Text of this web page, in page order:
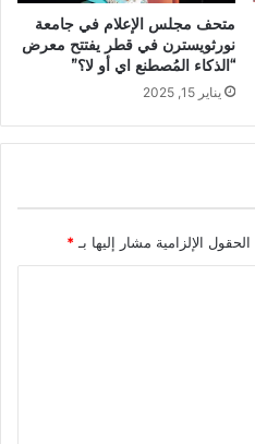
متحف مجلس الإعلام في جامعة
نورثويسترن في قطر يفتتح معرض
“الذكاء المُصطنع اي أو لا؟”
يناير 15, 2025
الحقول الإلزامية مشار إليها بـ *